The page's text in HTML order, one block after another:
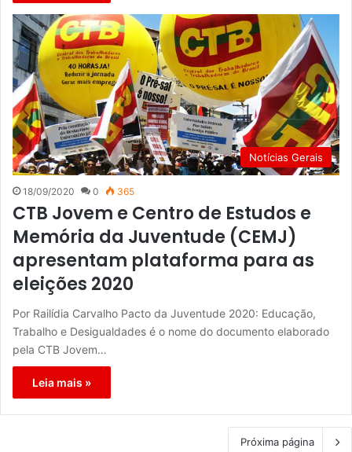
Notícias Gerais
18/09/2020 0 365
CTB Jovem e Centro de Estudos e
Memória da Juventude (CEMJ)
apresentam plataforma para as
eleições 2020
Por Railídia Carvalho Pacto da Juventude 2020: Educação,
Trabalho e Desigualdades é o nome do documento elaborado
pela CTB Jovem…
Leia mais »
Próxima página